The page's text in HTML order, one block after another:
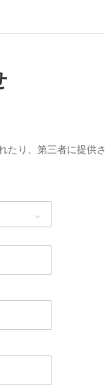
たり、第三者に提供